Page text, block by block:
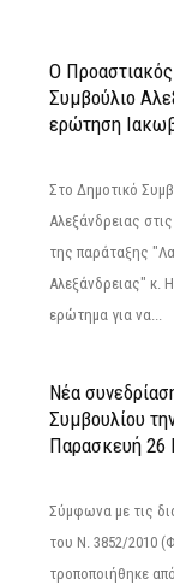
Ο
Συμβούλιο
ερώτηση
Στο Δημοτικό
Αλεξάνδρειας
της παράταξης
Αλεξάνδρειας" κ.
ερώτημα για να...
Νέα
Συμβουλίου
Παρασκευή 26
Σύμφωνα με τις
του Ν. 3852/2010
τροποποιήθηκε